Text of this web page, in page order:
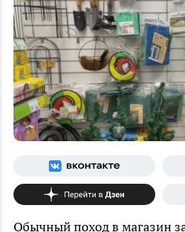
Обычный поход в магазин